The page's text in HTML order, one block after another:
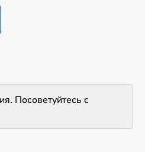
Посоветуйтесь с